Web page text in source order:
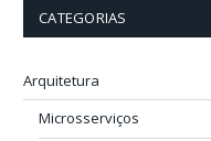
CATEGORIAS
Arquitetura
Microsserviços